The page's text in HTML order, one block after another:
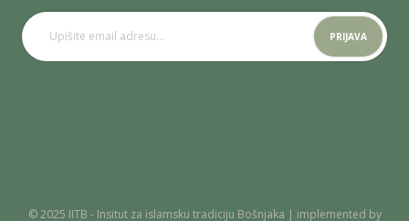
© 2025 IITB - Insitut za islamsku tradiciju Bošnjaka | implemented by